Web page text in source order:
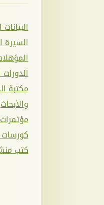
السيرة
الدورات
مكتبة
والأبحاث
كتب